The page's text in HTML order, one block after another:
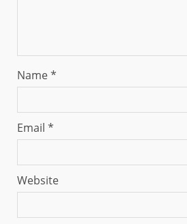
Name*
Email *
Website